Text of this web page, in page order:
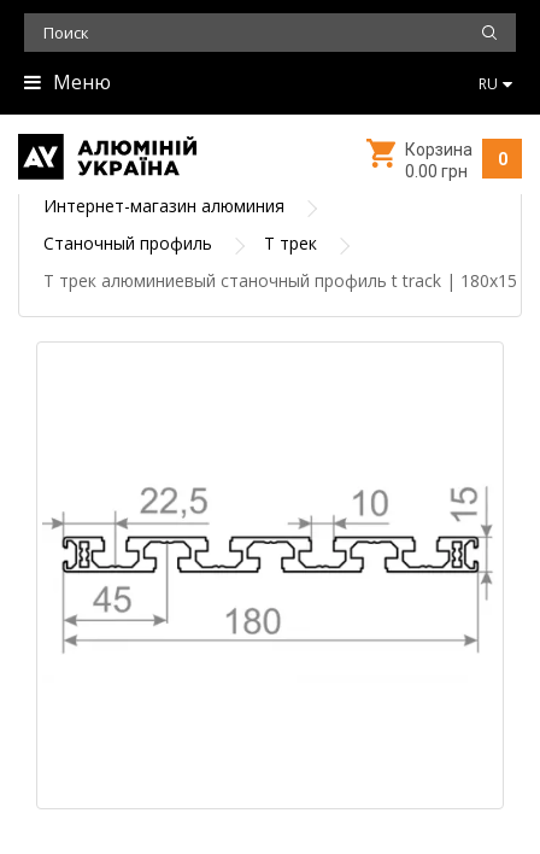
Меню RU
0
Корзина
0.00 грн
Интернет-магазин алюминия
Станочный профиль
Т трек
Т трек алюминиевый станочный профиль t track | 180х15 -